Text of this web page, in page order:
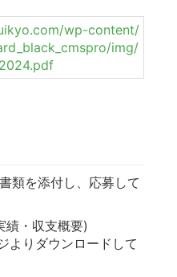
wp-content/
img/
類を添付し、応募して
績・収支概要)
よりダウンロードして